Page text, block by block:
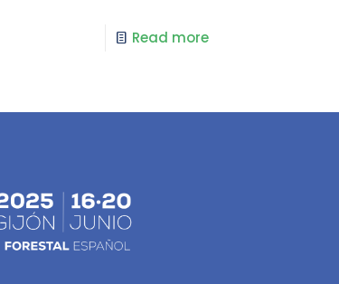
Read more